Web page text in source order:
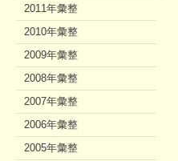
2011年彙整
2010年彙整
2009年彙整
2008年彙整
2007年彙整
2006年彙整
2005年彙整